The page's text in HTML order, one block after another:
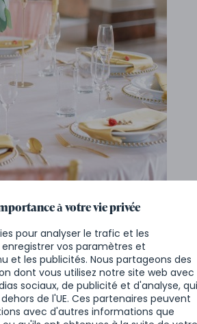
Catering
temps. Épargnez-vous les
de traiteur
à votre vie privée
pour analyser le trafic et les
vos paramètres et
et les publicités. Nous partageons des
dont vous utilisez notre site web avec
sociaux, de publicité et d'analyse,
de l'UE. Ces partenaires peuvent
avec d'autres informations que